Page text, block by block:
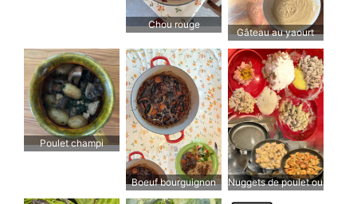
Chou rouge
Gâteau au yaourt
Poulet champi
Boeuf bourguignon
Nuggets de poulet ou